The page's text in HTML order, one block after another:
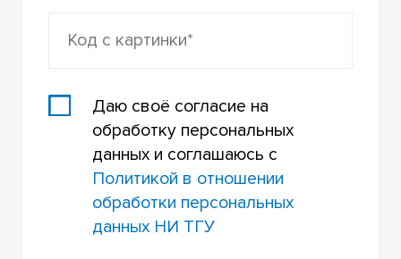
Даю своё согласие на
обработку персональных
данных и соглашаюсь с
Политикой в отношении
обработки персональных
данных НИ ТГУ